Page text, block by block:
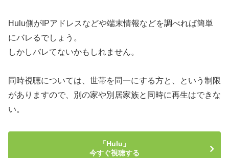
Hulu側がIPアドレスなどや端末情報などを調べれば簡単
にバレるでしょう。
しかしバレてないかもしれません。
同時視聴については、世帯を同一にする方と、という制限
がありますので、別の家や別居家族と同時に再生はできな
い。
「Hulu」
今すぐ視聴する